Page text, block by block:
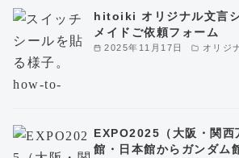
2025年11月17日 オリジ
hitoiki オリジナル文言
メイドご依頼フォーム
EXPO2025（大阪・関西
館・日本館からガンダム